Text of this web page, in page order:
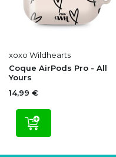
xoxo Wildhearts
Coque AirPods Pro - All
Yours
14,99 €